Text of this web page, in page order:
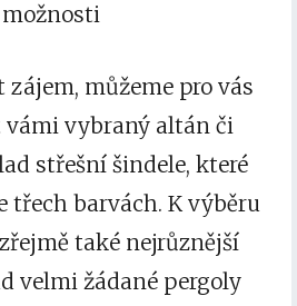
můžeme pro vás
vámi vybraný altán či
střešní šindele, které
třech barvách. K výběru
také nejrůznější
velmi žádané pergoly